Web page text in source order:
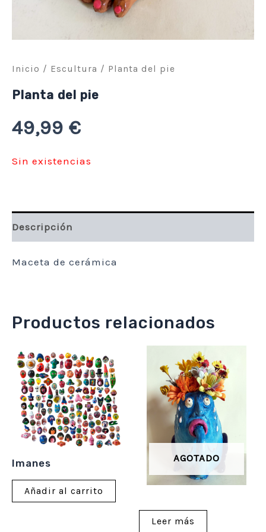
Inicio / Escultura / Planta del pie
Planta del pie
49,99 €
Sin existencias
Descripción
Maceta de cerámica
Productos relacionados
Imanes
Añadir al carrito
AGOTADO
Leer más